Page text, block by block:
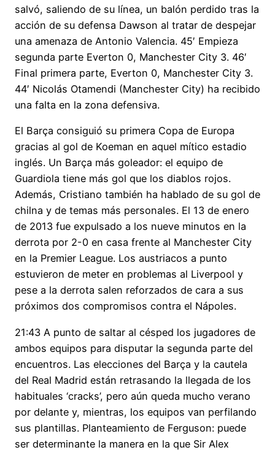
salvó, saliendo de su línea, un balón perdido tras la
acción de su defensa Dawson al tratar de despejar
una amenaza de Antonio Valencia. 45′ Empieza
segunda parte Everton 0, Manchester City 3. 46′
Final primera parte, Everton 0, Manchester City 3.
44′ Nicolás Otamendi (Manchester City) ha recibido
una falta en la zona defensiva.
El Barça consiguió su primera Copa de Europa
gracias al gol de Koeman en aquel mítico estadio
inglés. Un Barça más goleador: el equipo de
Guardiola tiene más gol que los diablos rojos.
Además, Cristiano también ha hablado de su gol de
chilna y de temas más personales. El 13 de enero
de 2013 fue expulsado a los nueve minutos en la
derrota por 2-0 en casa frente al Manchester City
en la Premier League. Los austriacos a punto
estuvieron de meter en problemas al Liverpool y
pese a la derrota salen reforzados de cara a sus
próximos dos compromisos contra el Nápoles.
21:43 A punto de saltar al césped los jugadores de
ambos equipos para disputar la segunda parte del
encuentros. Las elecciones del Barça y la cautela
del Real Madrid están retrasando la llegada de los
habituales ‘cracks’, pero aún queda mucho verano
por delante y, mientras, los equipos van perfilando
sus plantillas. Planteamiento de Ferguson: puede
ser determinante la manera en la que Sir Alex